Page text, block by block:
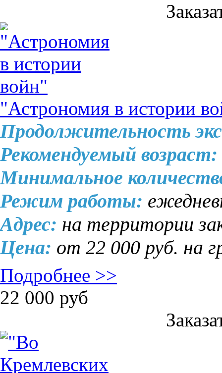
"Астрономия в истории
Продолжительность
Рекомендуемый возраст:
Минимальное
Режим работы:
Адрес: на территории
Цена: от 22 000 руб. на
Подробнее >>
22 000 руб